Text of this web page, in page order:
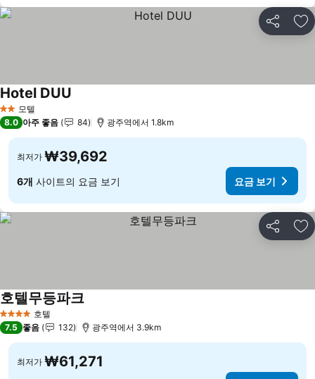
공유 즐
2 성급모텔
Hotel DUU
8.0 아주 좋음 84 광주역에서 1.8km
최저가 ₩39,692
6개 사이트의 요금 보기 요금 보기
공유 즐
4 성급 호텔
호텔무등파크요금 보기
7.5 좋음 132 광주역에서 3.9km
최저가 ₩61,271